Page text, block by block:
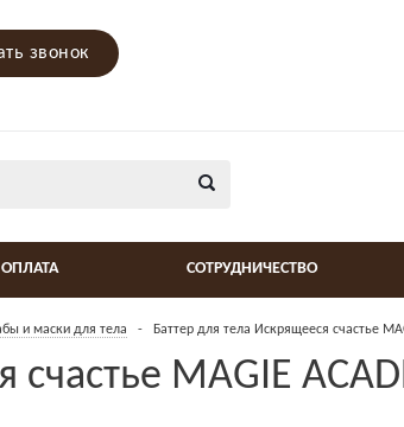
звонок
СОТРУДНИЧЕСТВО
и маски для тела - Баттер для тела Искрящееся счастье
MAGIE